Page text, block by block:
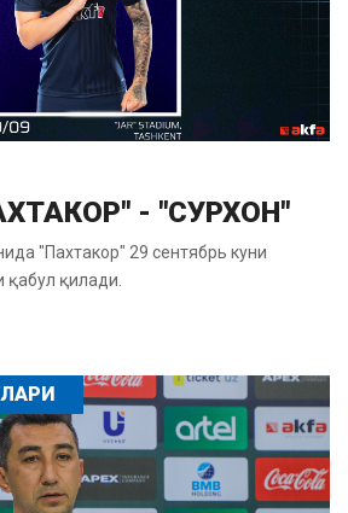
- "СУРХОН"
"Пахтакор" 29 сентябрь куни
қабул қилади.